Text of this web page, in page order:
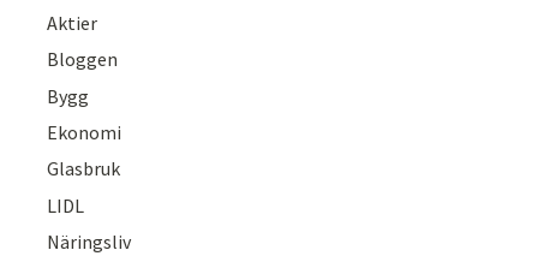
Aktier
Bloggen
Bygg
Ekonomi
Glasbruk
LIDL
Näringsliv